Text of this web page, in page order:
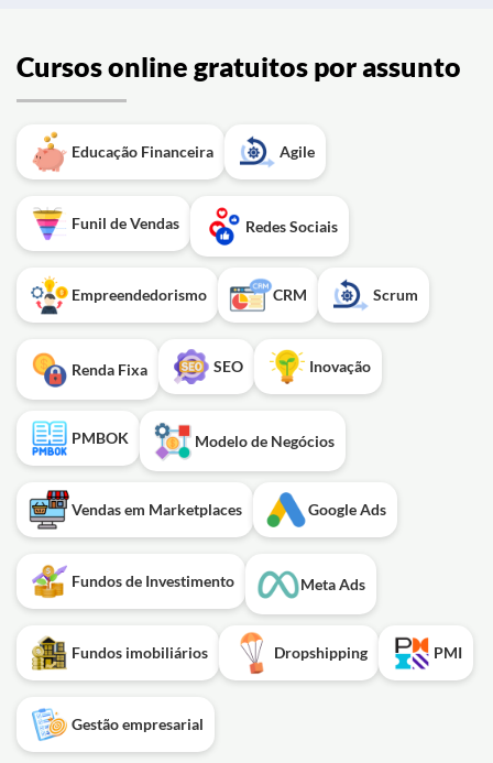
Cursos online gratuitos por assunto
Educação Financeira Agile
Funil de Vendas Redes Sociais
Empreendedorismo CRM Scrum
Renda Fixa SEO Inovação
PMBOK Modelo de Negócios
Vendas em Marketplaces Google Ads
Fundos de Investimento Meta Ads
Fundos imobiliários Dropshipping PMI
Gestão empresarial